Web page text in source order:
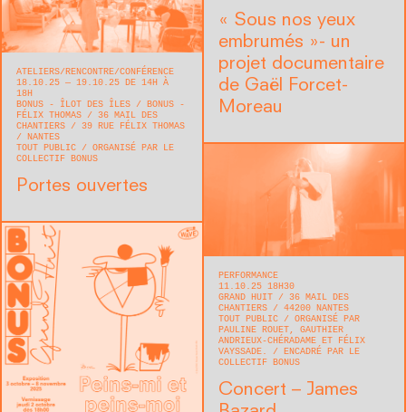
« Sous nos yeux
embrumés »- un
projet documentaire
de Gaël Forcet-
Moreau
ATELIERS RENCONTRE/CONFÉRENCE
18.10.25 — 19.10.25 DE 14H À
18H
BONUS - ÎLOT DES ÎLES / BONUS -
FÉLIX THOMAS
36 MAIL DES
CHANTIERS / 39 RUE FÉLIX THOMAS
NANTES
TOUT PUBLIC
ORGANISÉ PAR LE
COLLECTIF BONUS
Portes ouvertes
PERFORMANCE
11.10.25 18H30
GRAND HUIT
36 MAIL DES
CHANTIERS
44200 NANTES
TOUT PUBLIC
ORGANISÉ PAR
PAULINE ROUET, GAUTHIER
ANDRIEUX-CHÉRADAME ET FÉLIX
VAYSSADE.
ENCADRÉ PAR LE
COLLECTIF BONUS
Concert – James